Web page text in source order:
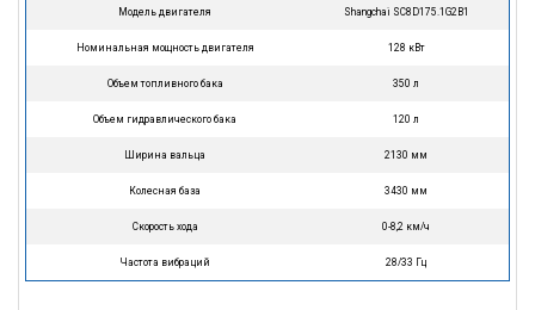
Модель двигателя Shangchai SC8D175.1G2B1
Номинальная мощность двигателя 128 кВт
Объем топливного бака 350 л
Объем гидравлического бака 120 л
Ширина вальца 2130 мм
Колесная база 3430 мм
Скорость хода 0-8,2 км/ч
Частота вибраций 28/33 Гц